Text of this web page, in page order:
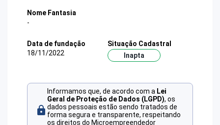
Nome Fantasia
-
Data de fundação
18/11/2022
Situação Cadastral
Inapta
Informamos que, de acordo com a Lei
Geral de Proteção de Dados (LGPD), os
dados pessoais estão sendo tratados de
forma segura e transparente, respeitando
os direitos do Microempreendedor